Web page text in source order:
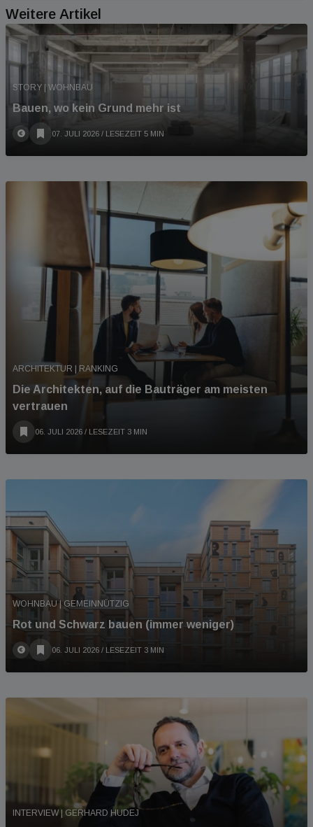
Weitere Artikel
STORY | WOHNBAU
Bauen, wo kein Grund mehr ist
07. JULI 2026 / LESEZEIT 5 MIN
ARCHITEKTUR | RANKING
Die Architekten, auf die Bauträger am meisten
vertrauen
06. JULI 2026 / LESEZEIT 3 MIN
WOHNBAU | GEMEINNÜTZIG
Rot und Schwarz bauen (immer weniger)
06. JULI 2026 / LESEZEIT 3 MIN
INTERVIEW | GERHARD HUDEJ